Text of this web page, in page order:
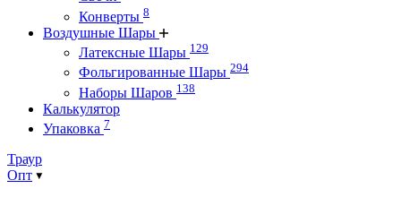
Конверты 8
Воздушные Шары
Латексные Шары 129
Фольгированные Шары 294
Наборы Шаров 138
Калькулятор
Упаковка 7
Траур
Опт